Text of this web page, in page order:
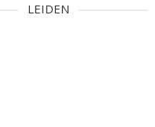
LEIDEN